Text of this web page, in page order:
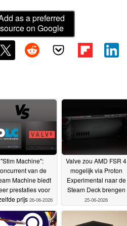
as a preferred
source on Google
"Stim Machine":
van de
Machine biedt
prestaties voor
prijs 26-06-2026
Valve zou AMD FSR 4
mogelijk via Proton
Experimental naar de
Steam Deck brengen
25-06-2026